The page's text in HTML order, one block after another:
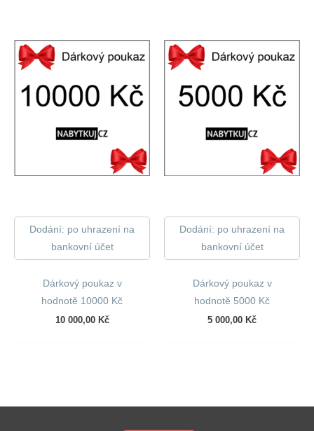
Dodání: po uhrazení na
bankovní účet
Dárkový poukaz v
hodnotě 10000 Kč
10 000,00 Kč
Dodání: po uhrazení na
bankovní účet
Dárkový poukaz v
hodnotě 5000 Kč
5 000,00 Kč